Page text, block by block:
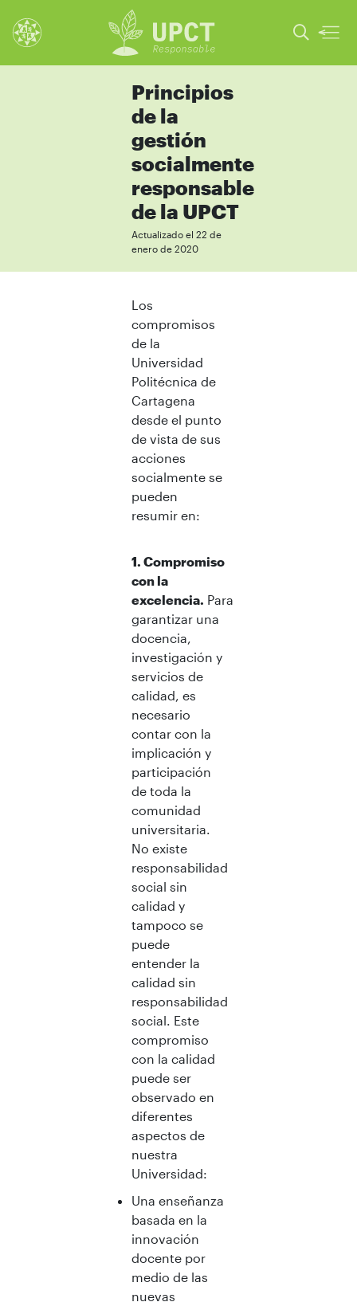
Principios
de la
gestión
socialmente
responsable
de la UPCT
Actualizado el 22 de
enero de 2020
Los
compromisos
de la
Universidad
Politécnica de
Cartagena
desde el punto
de vista de sus
acciones
socialmente se
pueden
resumir en:
1. Compromiso
con la
excelencia. Para
garantizar una
docencia,
investigación y
servicios de
calidad, es
necesario
contar con la
implicación y
participación
de toda la
comunidad
universitaria.
No existe
responsabilidad
social sin
calidad y
tampoco se
puede
entender la
calidad sin
responsabilidad
social. Este
compromiso
con la calidad
puede ser
observado en
diferentes
aspectos de
nuestra
Universidad:
Una enseñanza
basada en la
innovación
docente por
medio de las
nuevas